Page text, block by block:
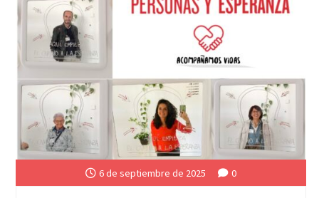
6 de septiembre de 2025 0